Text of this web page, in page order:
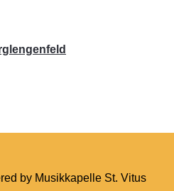
by Musikkapelle St. Vitus